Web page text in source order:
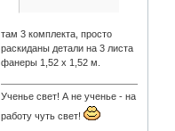
там 3 комплекта, просто
раскиданы детали на 3 листа
фанеры 1,52 х 1,52 м.
Ученье свет! А не ученье - на
работу чуть свет!